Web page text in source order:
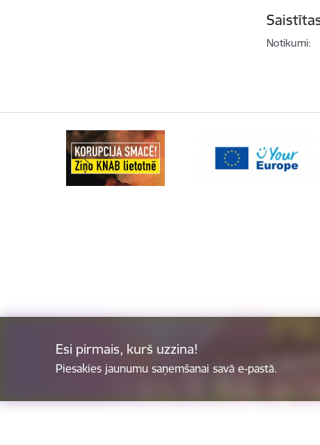
Notikumi:
Esi pirmais, kurš uzzina!
Piesakies jaunumu saņemšanai savā e-pastā.